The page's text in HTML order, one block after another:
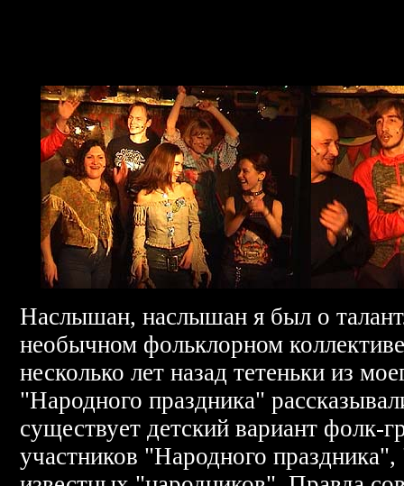
Наслышан, наслышан я был о
необычном фольклорном
несколько лет назад тетеньки из
"Народного праздника"
существует детский вариант фолк-
участников "Народного